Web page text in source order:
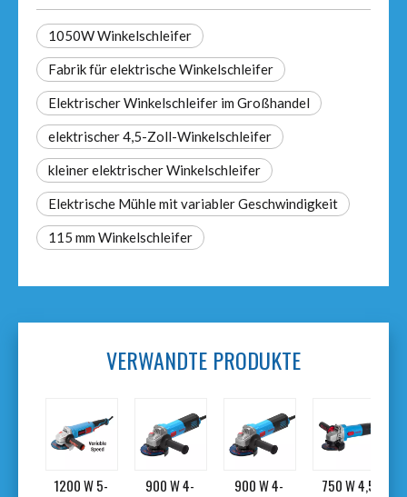
1050W Winkelschleifer
Fabrik für elektrische Winkelschleifer
Elektrischer Winkelschleifer im Großhandel
elektrischer 4,5-Zoll-Winkelschleifer
kleiner elektrischer Winkelschleifer
Elektrische Mühle mit variabler Geschwindigkeit
115 mm Winkelschleifer
VERWANDTE PRODUKTE
1200 W 5-
900 W 4-
900 W 4-
750 W 4,5